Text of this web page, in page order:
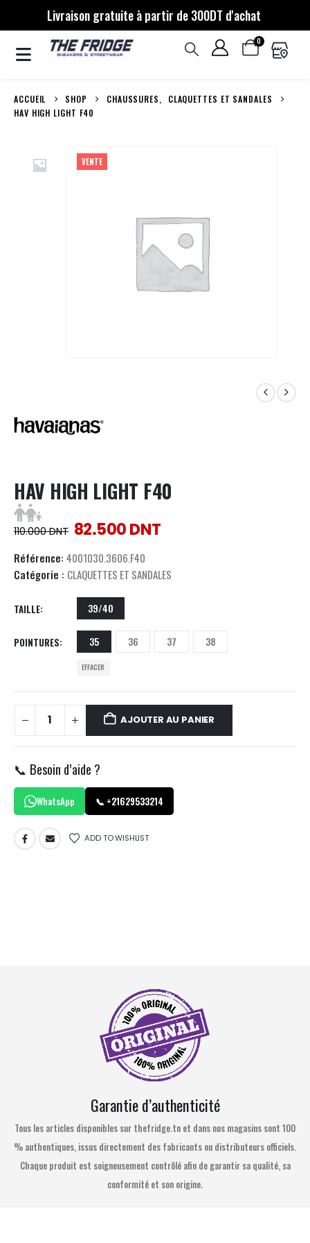
Livraison gratuite à partir de 300DT d'achat
0
ACCUEIL SHOP CHAUSSURES,
CLAQUETTES ET SANDALES
HAV HIGH LIGHT F40
VENTE
HAV HIGH LIGHT F40
110.000DNT 82.500DNT
Référence: 4001030.3606.F40
Catégorie : CLAQUETTES ET SANDALES
TAILLE 39/40
POINTURES 35 36 37 38
EFFACER
AJOUTER AU PANIER
📞 Besoin d’aide ?
WhatsApp 📞 +21629533214
ADD TO WISHLIST
Garantie d’authenticité
Tous les articles disponibles sur thefridge.tn et dans nos magasins sont 100
% authentiques, issus directement des fabricants ou distributeurs officiels.
Chaque produit est soigneusement contrôlé afin de garantir sa qualité, sa
conformité et son origine.